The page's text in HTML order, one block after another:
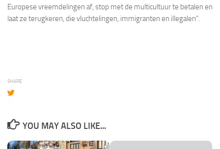
Europese vreemdelingen af, stop met de multicultuur te betalen en
laat ze terugkeren, die vluchtelingen, immigranten en illegalen”.
SHARE
YOU MAY ALSO LIKE...